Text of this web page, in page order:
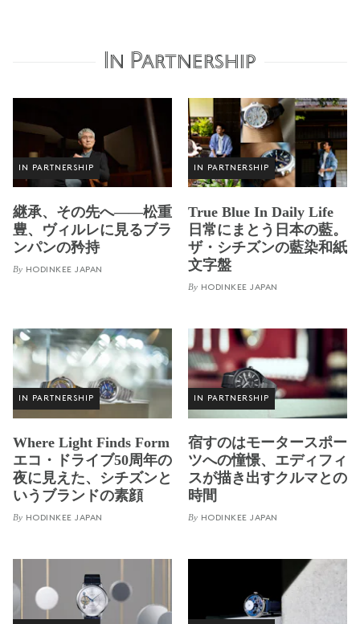
In Partnership
IN PARTNERSHIP
継承、その先へ——松重
豊、ヴィルレに見るブラ
ンパンの矜持
By HODINKEE JAPAN
IN PARTNERSHIP
True Blue In Daily Life
日常にまとう日本の藍。
ザ・シチズンの藍染和紙
文字盤
By HODINKEE JAPAN
IN PARTNERSHIP
Where Light Finds Form
エコ・ドライブ50周年の
夜に見えた、シチズンと
いうブランドの素顔
By HODINKEE JAPAN
IN PARTNERSHIP
宿すのはモータースポー
ツへの憧憬、エディフィ
スが描き出すクルマとの
時間
By HODINKEE JAPAN